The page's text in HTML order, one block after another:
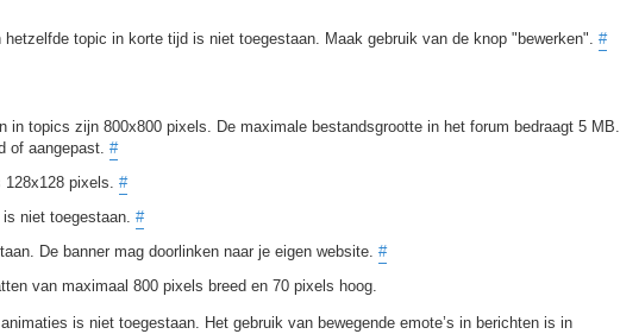
topic in korte tijd is niet toegestaan. Maak gebruik van de knop "bewerken". #
in topics zijn 800x800 pixels. De maximale bestandsgrootte in het forum bedraagt 5 MB.
of aangepast. #
128x128 pixels. #
niet toegestaan. #
De banner mag doorlinken naar je eigen website. #
van maximaal 800 pixels breed en 70 pixels hoog.
is niet toegestaan. Het gebruik van bewegende emote’s in berichten is in